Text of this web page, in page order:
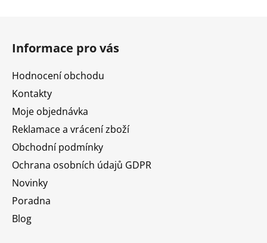
Informace pro vás
Hodnocení obchodu
Kontakty
Moje objednávka
Reklamace a vrácení zboží
Obchodní podmínky
Ochrana osobních údajů GDPR
Novinky
Poradna
Blog